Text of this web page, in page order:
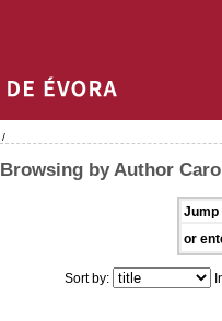
/
Browsing by Author
Jump
or
Sort by: